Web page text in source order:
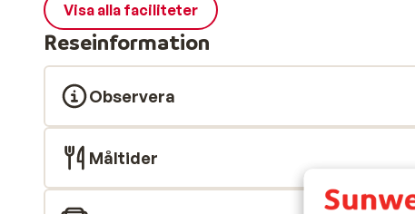
Visa alla faciliteter
Reseinformation
Observera
Måltider